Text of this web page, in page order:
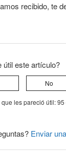
recibido, te
útil este artículo?
No
les pareció útil: 95
Enviar